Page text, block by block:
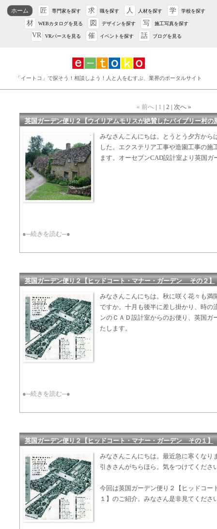
ホーム 匠 専門家を探す 求 職を探す 人 人材を探す 学 学校を探す
材 WEBカタログを見る 図 デザインを探す 写 施工写真を探す
VR VRパースを見る 催 イベントを探す 話 ブログを見る
「イートコ」で探そう！相談しよう！人と人をむすぶ、業界のポータルサイト
« 前へ| 1 | 2 | 次へ »
英国ガーデン便り２【ウイリアムモリスが絶賛したバイブリー村の
みなさんこんにちは。とうとう夕方から
した。エクステリア工事や造園工事の施
ます。オーセブンCAD設計室より英国ガ
●─続きを読む─●
英国ガーデン便り２【ヒッドコート・マナー・ガーデン その２】
みなさんこんにちは。秋に咲く花々も満
ですか。十月も後半に差し掛かり、時の
ンのＣＡＤ設計室からのお便り、英国ガ
たします。
●─続きを読む─●
英国ガーデン便り２【ヒッドコート・マナー・ガーデン その１】
みなさんこんにちは。最近急に寒くなり
引きさんがちらほら。気をつけてくださ
今回は英国ガーデン便り２【ヒッドコ
１】のご紹介。みなさん是非見てくださ